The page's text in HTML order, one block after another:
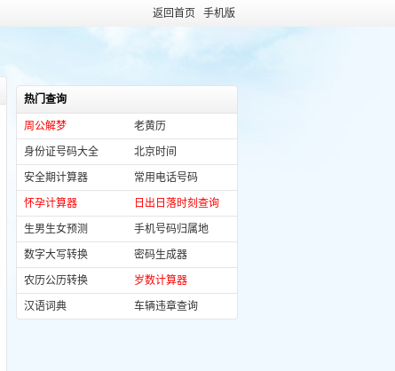
返回首页 手机版
热门查询
周公解梦 老黄历
身份证号码大全 北京时间
安全期计算器 常用电话号码
怀孕计算器 日出日落时刻查询
生男生女预测 手机号码归属地
数字大写转换 密码生成器
农历公历转换 岁数计算器
汉语词典 车辆违章查询